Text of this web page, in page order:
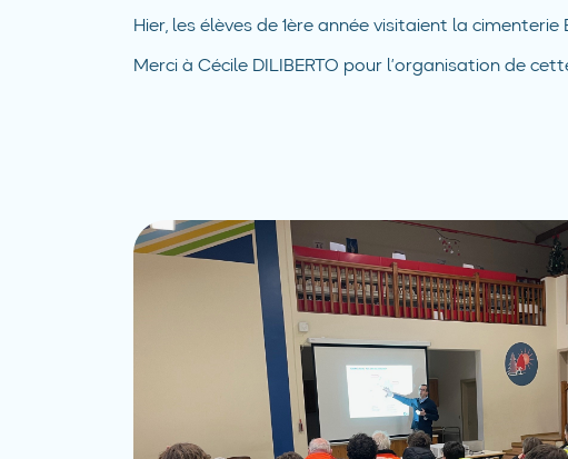
Hier, les élèves de 1ère année visitaient la
Merci à Cécile DILIBERTO pour l’organisation de